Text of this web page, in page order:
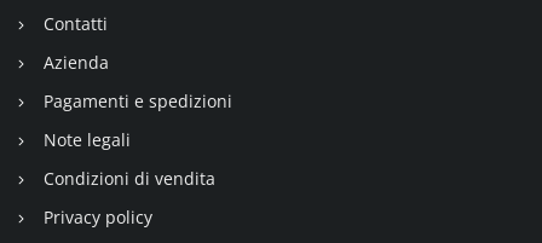
Contatti
Azienda
Pagamenti e spedizioni
Note legali
Condizioni di vendita
Privacy policy